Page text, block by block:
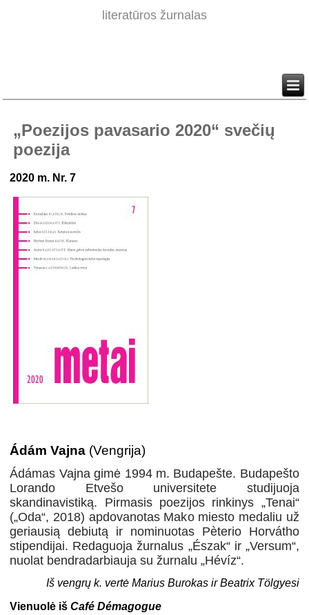
literatūros žurnalas
„Poezijos pavasario 2020“ svečių
poezija
2020 m. Nr. 7
Ádám Vajna (Vengrija)
Ádámas Vajna gimė 1994 m. Budapešte. Budapešto
Lorando Etvešo universitete studijuoja
skandinavistiką. Pirmasis poezijos rinkinys „Tenai“
(„Oda“, 2018) apdovanotas Mako miesto medaliu už
geriausią debiutą ir nominuotas Pèterio Horvátho
stipendijai. Redaguoja žurnalus „Észak“ ir „Versum“,
nuolat bendradarbiauja su žurnalu „Hévíz“.
Iš vengrų k. vertė Marius Burokas ir Beatrix Tölgyesi
Vienuolė išCafé Démagogue